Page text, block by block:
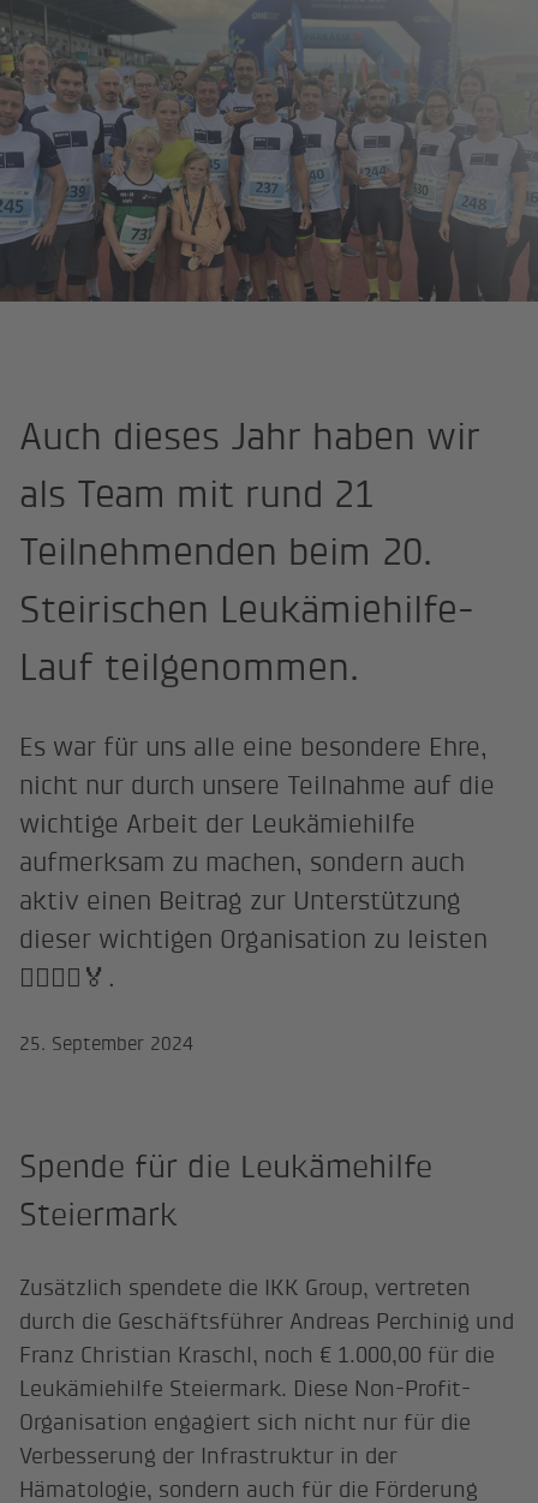
Auch dieses Jahr haben wir
als Team mit rund 21
Teilnehmenden beim 20.
Steirischen Leukämiehilfe-
Lauf teilgenommen.
Es war für uns alle eine besondere Ehre,
nicht nur durch unsere Teilnahme auf die
wichtige Arbeit der Leukämiehilfe
aufmerksam zu machen, sondern auch
aktiv einen Beitrag zur Unterstützung
dieser wichtigen Organisation zu leisten
🏃‍♂️🏃‍♀️🏅.
25. September 2024
Spende für die Leukämehilfe
Steiermark
Zusätzlich spendete die IKK Group, vertreten
durch die Geschäftsführer Andreas Perchinig und
Franz Christian Kraschl, noch € 1.000,00 für die
Leukämiehilfe Steiermark. Diese Non-Profit-
Organisation engagiert sich nicht nur für die
Verbesserung der Infrastruktur in der
Hämatologie, sondern auch für die Förderung